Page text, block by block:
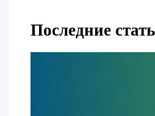
Последние